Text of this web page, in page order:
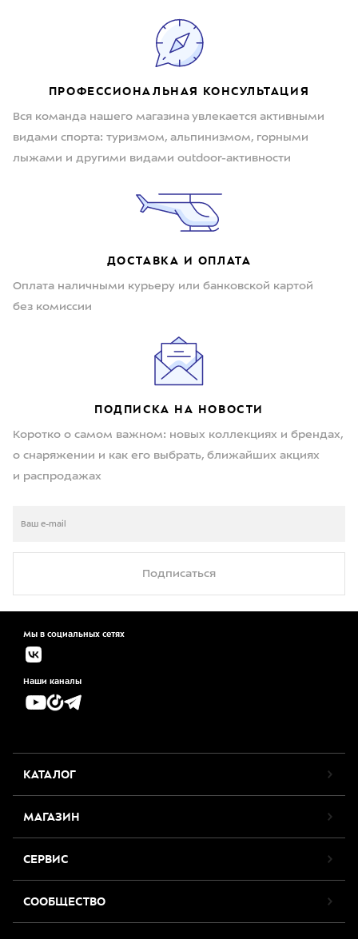
ПРОФЕССИОНАЛЬНАЯ КОНСУЛЬТАЦИЯ
Вся команда нашего магазина увлекается активными
видами спорта: туризмом, альпинизмом, горными
лыжами и другими видами outdoor-активности
ДОСТАВКА И ОПЛАТА
Оплата наличными курьеру или банковской картой
без комиссии
ПОДПИСКА НА НОВОСТИ
Коротко о самом важном: новых коллекциях и брендах,
о снаряжении и как его выбрать, ближайших акциях
и распродажах
Подписаться
Мы в социальных сетях
Наши каналы
КАТАЛОГ
МАГАЗИН
СЕРВИС
СООБЩЕСТВО